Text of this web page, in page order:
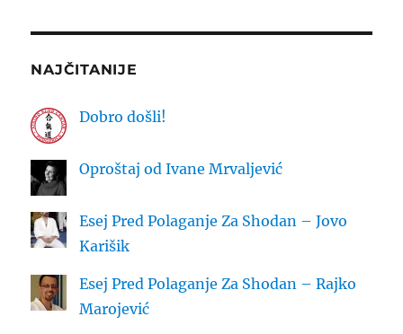
NAJČITANIJE
Dobro došli!
Oproštaj od Ivane Mrvaljević
Esej Pred Polaganje Za Shodan – Jovo
Karišik
Esej Pred Polaganje Za Shodan – Rajko
Marojević